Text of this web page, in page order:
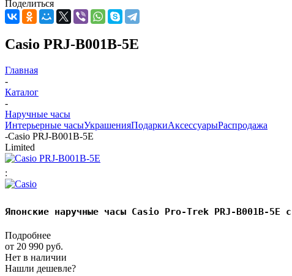
Поделиться
Casio PRJ-B001B-5E
Главная
-
Каталог
-
Наручные часы
Интерьерные часыУкрашенияПодаркиАксессуарыРаспродажа
-Casio PRJ-B001B-5E
Limited
:
Японские наручные часы Casio Pro-Trek PRJ-B001B-5E
Подробнее
от 20 990 руб.
Нет в наличии
Нашли дешевле?